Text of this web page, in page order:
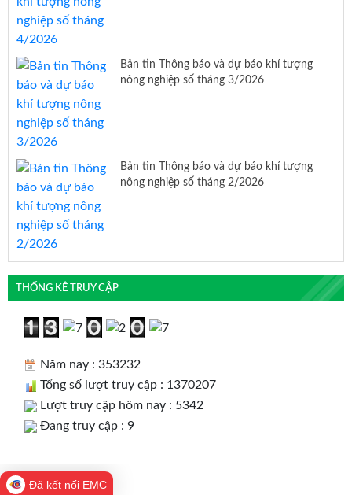
Bản tin Thông báo và dự báo khí tượng
nông nghiệp số tháng 3/2026
Bản tin Thông báo và dự báo khí tượng
nông nghiệp số tháng 2/2026
THỐNG KÊ TRUY CẬP
Năm nay : 353232
Tổng số lượt truy cập : 1370207
Lượt truy cập hôm nay : 5342
Đang truy cập : 9
Đã kết nối EMC